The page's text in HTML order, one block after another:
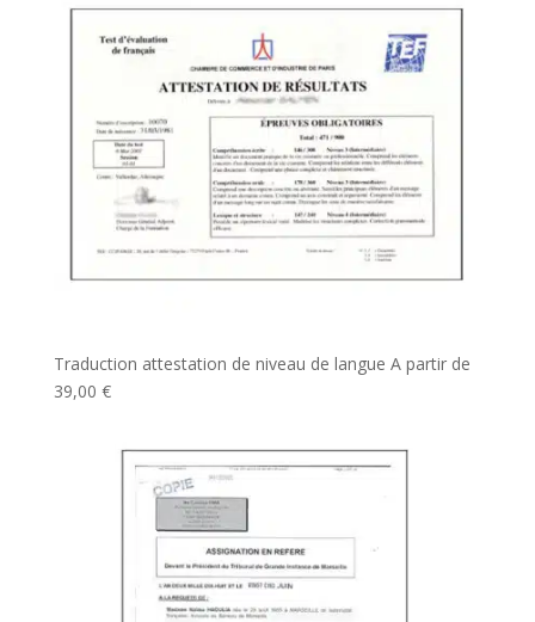
Traduction attestation de niveau de langue A partir de
39,00 €